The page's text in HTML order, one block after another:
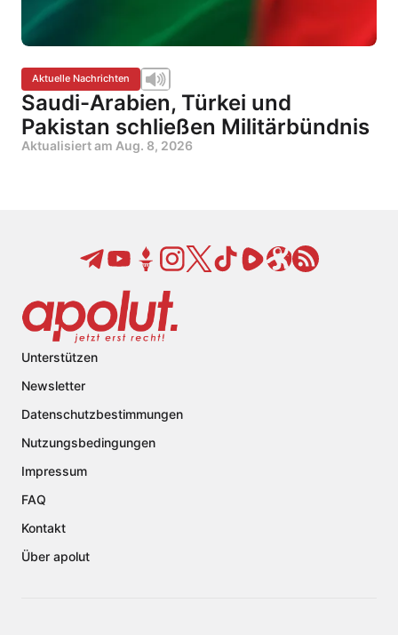
Aktuelle Nachrichten
Saudi-Arabien, Türkei und
Pakistan schließen Militärbündnis
Aktualisiert am Aug. 8, 2026
Unterstützen
Newsletter
Datenschutzbestimmungen
Nutzungsbedingungen
Impressum
FAQ
Kontakt
Über apolut